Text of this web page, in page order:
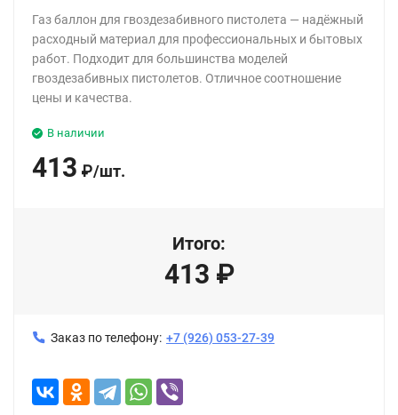
Газ баллон для гвоздезабивного пистолета — надёжный
расходный материал для профессиональных и бытовых
работ. Подходит для большинства моделей
гвоздезабивных пистолетов. Отличное соотношение
цены и качества.
В наличии
413 ₽/шт.
Итого:
413 ₽
Заказ по телефону: +7 (926) 053-27-39